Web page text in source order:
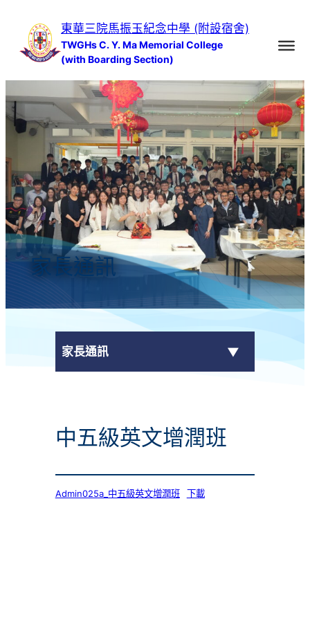
容
東華三院馬振玉紀念中學 (附設宿舍)
TWGHs C. Y. Ma Memorial College
(with Boarding Section)
家長通訊
家長通訊
學校通告
中五級英文增潤班
Admin025a_中五級英文增潤班 下載